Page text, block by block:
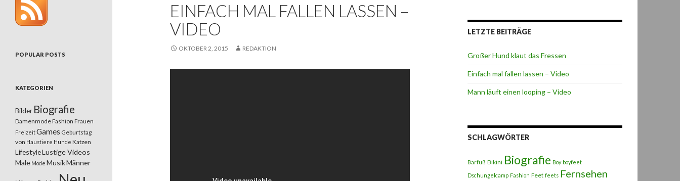
EINFACH MAL FALLEN LASSEN –
VIDEO
OKTOBER 2, 2015 REDAKTION
LETZTE BEITRÄGE
Großer Hund klaut das Fressen
Einfach mal fallen lassen – Video
Mann läuft einen looping – Video
SCHLAGWÖRTER
Barfuß Bikini Biografie Boy boyfeet
Dschungelcamp Fashion Feet feets Fernsehen
POPULAR POSTS
KATEGORIEN
Bilder Biografie
DamenmodeFashion Frauen
FreizeitGames Geburtstag
von Haustiere Hunde Katzen
LifestyleLustige Videos
Male Mode MusikMänner